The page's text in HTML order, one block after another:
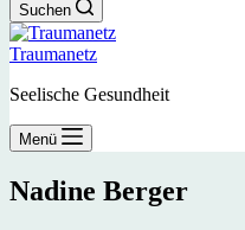
Suchen
Traumanetz
Seelische Gesundheit
Menü
Nadine Berger